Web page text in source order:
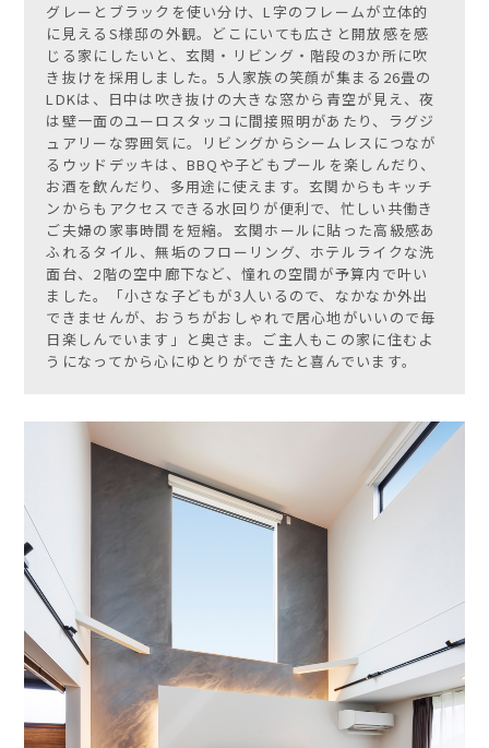
グレーとブラックを使い分け、L字のフレームが立体的
に見えるS様邸の外観。どこにいても広さと開放感を感
じる家にしたいと、玄関・リビング・階段の3か所に吹
き抜けを採用しました。5人家族の笑顔が集まる26畳の
LDKは、日中は吹き抜けの大きな窓から青空が見え、夜
は壁一面のユーロスタッコに間接照明があたり、ラグジ
ュアリーな雰囲気に。リビングからシームレスにつなが
るウッドデッキは、BBQや子どもプールを楽しんだり、
お酒を飲んだり、多用途に使えます。玄関からもキッチ
ンからもアクセスできる水回りが便利で、忙しい共働き
ご夫婦の家事時間を短縮。玄関ホールに貼った高級感あ
ふれるタイル、無垢のフローリング、ホテルライクな洗
面台、2階の空中廊下など、憧れの空間が予算内で叶い
ました。「小さな子どもが3人いるので、なかなか外出
できませんが、おうちがおしゃれで居心地がいいので毎
日楽しんでいます」と奥さま。ご主人もこの家に住むよ
うになってから心にゆとりができたと喜んでいます。